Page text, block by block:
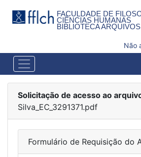
FACULDADE DE
CIÊNCIAS HUMANAS
BIBLIOTECA ARQUIVOS
Não
Solicitação de acesso ao
Silva_EC_3291371.pdf
Formulário de Requisição do